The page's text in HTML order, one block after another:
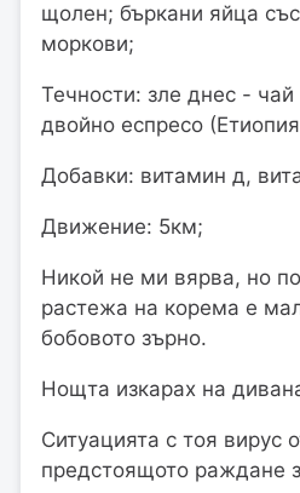
щолен; бъркани яйца
моркови;
Течности: зле днес -
двойно еспресо
Добавки: витамин д,
Движение: 5км;
Никой не ми вярва, но
растежа на корема е
бобовото зърно.
Нощта изкарах на
Ситуацията с тоя вирус
предстоящото раждане